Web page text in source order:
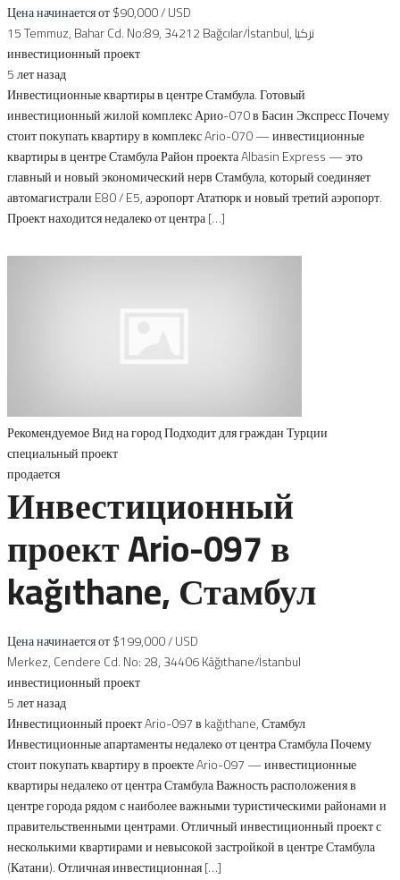
Цена начинается от$90,000/ USD
15 Temmuz, Bahar Cd. No:89, 34212 Bağcılar/İstanbul, تركيا
инвестиционный проект
5 лет назад
Инвестиционные квартиры в центре Стамбула. Готовый
инвестиционный жилой комплекс Арио-070 в Басин Экспресс Почему
стоит покупать квартиру в комплекс Ario-070 — инвестиционные
квартиры в центре Стамбула Район проекта Albasin Express — это
главный и новый экономический нерв Стамбула, который соединяет
автомагистрали E80 / E5, аэропорт Ататюрк и новый третий аэропорт.
Проект находится недалеко от центра […]
РекомендуемоеВид на городПодходит для граждан Турции
специальный проект
продается
Инвестиционный
проект Ario-097 в
kağıthane, Стамбул
Цена начинается от$199,000/ USD
Merkez, Cendere Cd. No: 28, 34406 Kâğıthane/İstanbul
инвестиционный проект
5 лет назад
Инвестиционный проект Ario-097 в kağıthane, Стамбул
Инвестиционные апартаменты недалеко от центра Стамбула Почему
стоит покупать квартиру в проекте Ario-097 — инвестиционные
квартиры недалеко от центра Стамбула Важность расположения в
центре города рядом с наиболее важными туристическими районами и
правительственными центрами. Отличный инвестиционный проект с
несколькими квартирами и невысокой застройкой в ​​центре Стамбула
(Катани). Отличная инвестиционная […]